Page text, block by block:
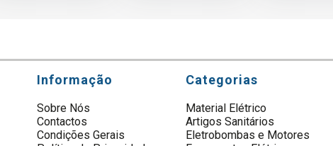
Informação
Sobre Nós
Contactos
Condições Gerais
Categorias
Material Elétrico
Artigos Sanitários
Eletrobombas e Motores